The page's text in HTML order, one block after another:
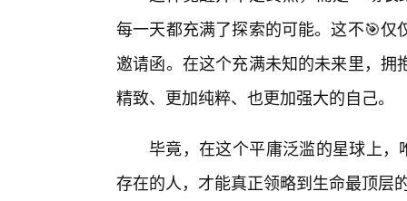
每一天都充满了探索的可能。这不🎯
邀请函。在这个充满未知的未来里，
精致、更加纯粹、也更加强大的自己。
毕竟，在这个平庸泛滥的星球上，
存在的人，才能真正领略到生命最顶层